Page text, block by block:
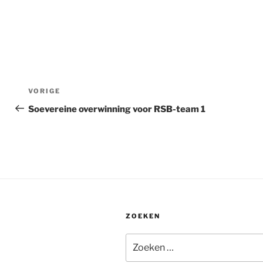
Bericht
navigatie
Vorig
bericht
VORIGE
Soevereine overwinning voor RSB-team 1
ZOEKEN
naar: